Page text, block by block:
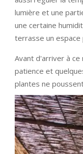
lumière et une
une certaine
terrasse un espace
Avant d'arriver à ce
patience et
plantes ne